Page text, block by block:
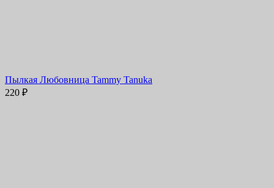
Пылкая Любовница Tammy Tanuka
220 ₽